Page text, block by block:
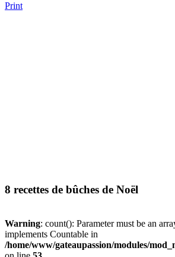
Print
8 recettes de bûches de Noël
Warning: count(): Parameter must be an
implements Countable in
/home/www/gateaupassion/modules/